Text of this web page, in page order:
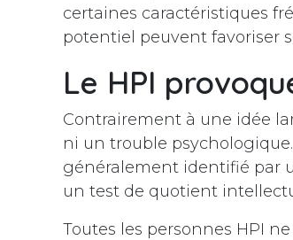
certaines caractéristiques
potentiel peuvent favoriser
Le HPI
Contrairement à une idée
ni un trouble
généralement identifié par
un test de quotient
Toutes les personnes HPI